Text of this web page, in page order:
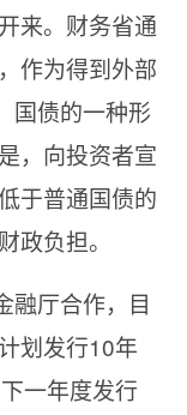
来。财务省通
作为得到外部
国债的一种形
，向投资者宣
于普通国债的
政负担。
融厅合作，目
划发行10年
一年度发行